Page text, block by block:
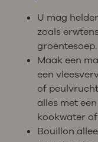
U mag
zoals
groentesoep.
Maak een
een
of
alles met
kookwater
Bouillon